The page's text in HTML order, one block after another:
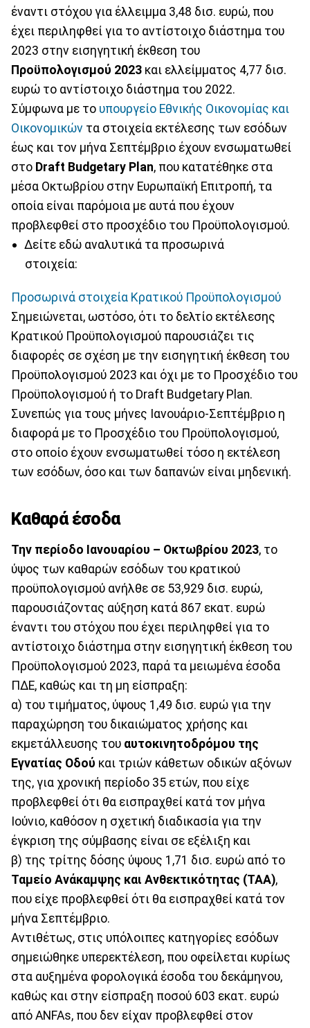
έναντι στόχου για έλλειμμα 3,48 δισ. ευρώ, που
έχει περιληφθεί για το αντίστοιχο διάστημα του
2023 στην εισηγητική έκθεση του
Προϋπολογισμού 2023 και ελλείμματος 4,77 δισ.
ευρώ το αντίστοιχο διάστημα του 2022.
Σύμφωνα με το υπουργείο Εθνικής Οικονομίας και
Οικονομικών τα στοιχεία εκτέλεσης των εσόδων
έως και τον μήνα Σεπτέμβριο έχουν ενσωματωθεί
στο Draft Budgetary Plan, που κατατέθηκε στα
μέσα Οκτωβρίου στην Ευρωπαϊκή Επιτροπή, τα
οποία είναι παρόμοια με αυτά που έχουν
προβλεφθεί στο προσχέδιο του Προϋπολογισμού.
Δείτε εδώ αναλυτικά τα προσωρινά
στοιχεία:
Προσωρινά στοιχεία Κρατικού Προϋπολογισμού
Σημειώνεται, ωστόσο, ότι το δελτίο εκτέλεσης
Κρατικού Προϋπολογισμού παρουσιάζει τις
διαφορές σε σχέση με την εισηγητική έκθεση του
Προϋπολογισμού 2023 και όχι με το Προσχέδιο του
Προϋπολογισμού ή το Draft Budgetary Plan.
Συνεπώς για τους μήνες Ιανουάριο-Σεπτέμβριο η
διαφορά με το Προσχέδιο του Προϋπολογισμού,
στο οποίο έχουν ενσωματωθεί τόσο η εκτέλεση
των εσόδων, όσο και των δαπανών είναι μηδενική.
Καθαρά έσοδα
Την περίοδο Ιανουαρίου – Οκτωβρίου 2023, το
ύψος των καθαρών εσόδων του κρατικού
προϋπολογισμού ανήλθε σε 53,929 δισ. ευρώ,
παρουσιάζοντας αύξηση κατά 867 εκατ. ευρώ
έναντι του στόχου που έχει περιληφθεί για το
αντίστοιχο διάστημα στην εισηγητική έκθεση του
Προϋπολογισμού 2023, παρά τα μειωμένα έσοδα
ΠΔΕ, καθώς και τη μη είσπραξη:
α) του τιμήματος, ύψους 1,49 δισ. ευρώ για την
παραχώρηση του δικαιώματος χρήσης και
εκμετάλλευσης του αυτοκινητοδρόμου της
Εγνατίας Οδού και τριών κάθετων οδικών αξόνων
της, για χρονική περίοδο 35 ετών, που είχε
προβλεφθεί ότι θα εισπραχθεί κατά τον μήνα
Ιούνιο, καθόσον η σχετική διαδικασία για την
έγκριση της σύμβασης είναι σε εξέλιξη και
β) της τρίτης δόσης ύψους 1,71 δισ. ευρώ από το
Ταμείο Ανάκαμψης και Ανθεκτικότητας (ΤΑΑ),
που είχε προβλεφθεί ότι θα εισπραχθεί κατά τον
μήνα Σεπτέμβριο.
Αντιθέτως, στις υπόλοιπες κατηγορίες εσόδων
σημειώθηκε υπερεκτέλεση, που οφείλεται κυρίως
στα αυξημένα φορολογικά έσοδα του δεκάμηνου,
καθώς και στην είσπραξη ποσού 603 εκατ. ευρώ
από ANFAs, που δεν είχαν προβλεφθεί στον